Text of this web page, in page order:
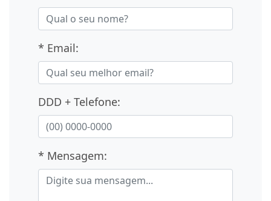
* Email:
DDD + Telefone:
* Mensagem: